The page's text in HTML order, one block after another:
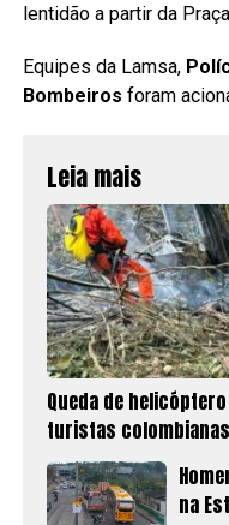
lentidão a partir da
Equipes da Lamsa,
Bombeiros foram
Leia mais
Queda de
turistas colombianas
na